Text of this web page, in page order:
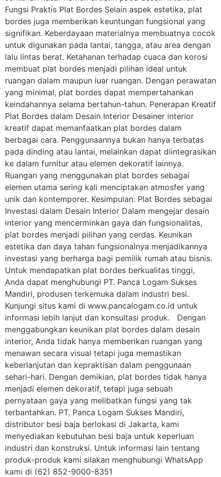
Fungsi Praktis Plat Bordes Selain aspek estetika, plat
bordes juga memberikan keuntungan fungsional yang
signifikan. Keberdayaan materialnya membuatnya cocok
untuk digunakan pada lantai, tangga, atau area dengan
lalu lintas berat. Ketahanan terhadap cuaca dan korosi
membuat plat bordes menjadi pilihan ideal untuk
ruangan dalam maupun luar ruangan. Dengan perawatan
yang minimal, plat bordes dapat mempertahankan
keindahannya selama bertahun-tahun. Penerapan Kreatif
Plat Bordes dalam Desain Interior Desainer interior
kreatif dapat memanfaatkan plat bordes dalam
berbagai cara. Penggunaannya bukan hanya terbatas
pada dinding atau lantai, melainkan dapat diintegrasikan
ke dalam furnitur atau elemen dekoratif lainnya.
Ruangan yang menggunakan plat bordes sebagai
elemen utama sering kali menciptakan atmosfer yang
unik dan kontemporer. Kesimpulan: Plat Bordes sebagai
Investasi dalam Desain Interior Dalam mengejar desain
interior yang mencerminkan gaya dan fungsionalitas,
plat bordes menjadi pilihan yang cerdas. Keunikan
estetika dan daya tahan fungsionalnya menjadikannya
investasi yang berharga bagi pemilik rumah atau bisnis.
Untuk mendapatkan plat bordes berkualitas tinggi,
Anda dapat menghubungi PT. Panca Logam Sukses
Mandiri, produsen terkemuka dalam industri besi.
Kunjungi situs kami di www.pancalogam.co.id untuk
informasi lebih lanjut dan konsultasi produk. Dengan
menggabungkan keunikan plat bordes dalam desain
interior, Anda tidak hanya memberikan ruangan yang
menawan secara visual tetapi juga memastikan
keberlanjutan dan kepraktisan dalam penggunaan
sehari-hari. Dengan demikian, plat bordes tidak hanya
menjadi elemen dekoratif, tetapi juga sebuah
pernyataan gaya yang melibatkan fungsi yang tak
terbantahkan. PT. Panca Logam Sukses Mandiri,
distributor besi baja berlokasi di Jakarta, kami
menyediakan kebutuhan besi baja untuk keperluan
industri dan konstruksi. Untuk informasi lain tentang
produk-produk kami silakan menghubungi WhatsApp
kami di (62) 852-9000-8351